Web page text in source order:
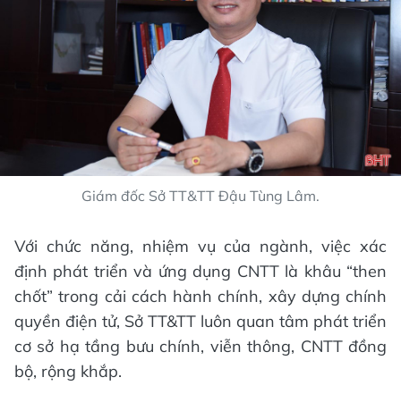
Giám đốc Sở TT&TT Đậu Tùng Lâm.
Với chức năng, nhiệm vụ của ngành, việc xác
định phát triển và ứng dụng CNTT là khâu “then
chốt” trong cải cách hành chính, xây dựng chính
quyền điện tử, Sở TT&TT luôn quan tâm phát triển
cơ sở hạ tầng bưu chính, viễn thông, CNTT đồng
bộ, rộng khắp.